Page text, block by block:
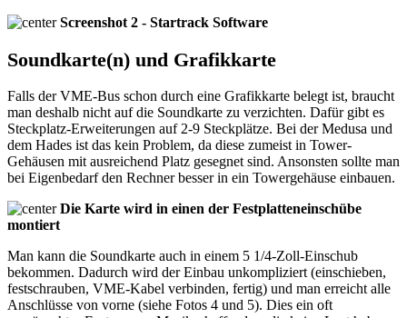
Screenshot 2 - Startrack Software
Soundkarte(n) und Grafikkarte
Falls der VME-Bus schon durch eine Grafikkarte belegt ist, braucht
man deshalb nicht auf die Soundkarte zu verzichten. Dafür gibt es
Steckplatz-Erweiterungen auf 2-9 Steckplätze. Bei der Medusa und
dem Hades ist das kein Problem, da diese zumeist in Tower-
Gehäusen mit ausreichend Platz gesegnet sind. Ansonsten sollte man
bei Eigenbedarf den Rechner besser in ein Towergehäuse einbauen.
Die Karte wird in einen der Festplatteneinschübe
montiert
Man kann die Soundkarte auch in einem 5 1/4-Zoll-Einschub
bekommen. Dadurch wird der Einbau unkompliziert (einschieben,
festschrauben, VME-Kabel verbinden, fertig) und man erreicht alle
Anschlüsse von vorne (siehe Fotos 4 und 5). Dies ein oft